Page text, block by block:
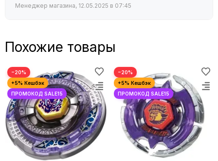
Менеджер магазина, 12.05.2025 в 07:45
Похожие товары
−20% −20%